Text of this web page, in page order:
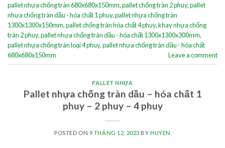
pallet nhựa chống tràn 680x680x150mm,pallet chống tràn 2 phuy,pallet
nhựa chống tràn dầu - hóa chất 1 phuy,pallet nhựa chống tràn
1300x1300x150mm,pallet chống tràn hóa chất 4 phuy,khay nhựa chống
tràn 2 phuy,pallet nhựa chống tràn dầu - hóa chất 1300x1300x300mm,
pallet nhựa chống tràn loại 4 phuy,pallet nhựa chống tràn dầu - hóa chất
680x680x150mm
Leave a comment
PALLET NHỰA
Pallet nhựa chống tràn dầu – hóa chất 1
phuy – 2 phuy – 4 phuy
POSTED ON 9 THÁNG 12, 2023 BY HUYEN